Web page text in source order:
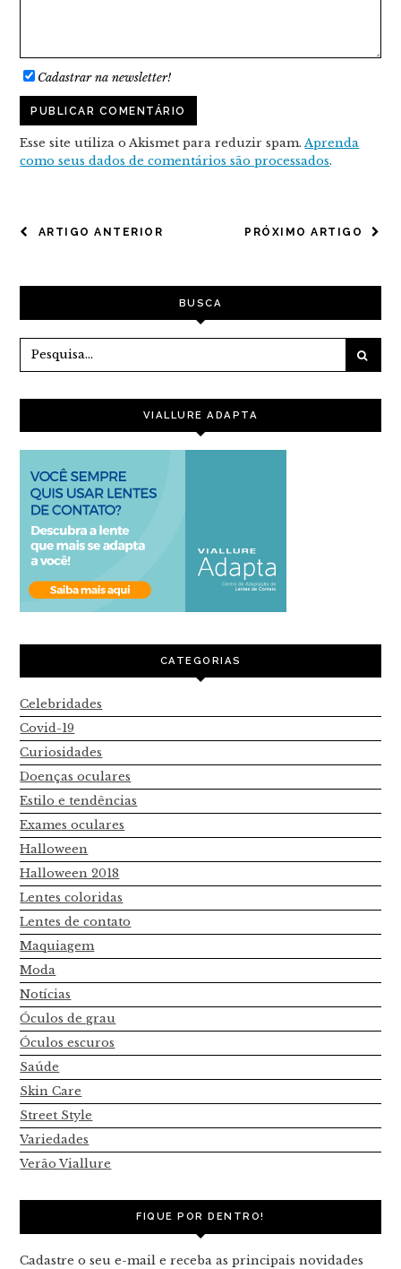
Cadastrar na newsletter!
Esse site utiliza o Akismet para reduzir spam.Aprenda
como seus dados de comentários são processados.
NAVEGAÇÃO
POST
PRÓXIMO ARTIGO
ARTIGO ANTERIOR
BUSCA
VIALLURE ADAPTA
CATEGORIAS
Celebridades
Covid-19
Curiosidades
Doenças oculares
Estilo e tendências
Exames oculares
Halloween
Halloween 2018
Lentes coloridas
Lentes de contato
Maquiagem
Moda
Notícias
Óculos de grau
Óculos escuros
Saúde
Skin Care
Street Style
Variedades
Verão Viallure
FIQUE POR DENTRO!
Cadastre o seu e-mail e receba as principais novidades